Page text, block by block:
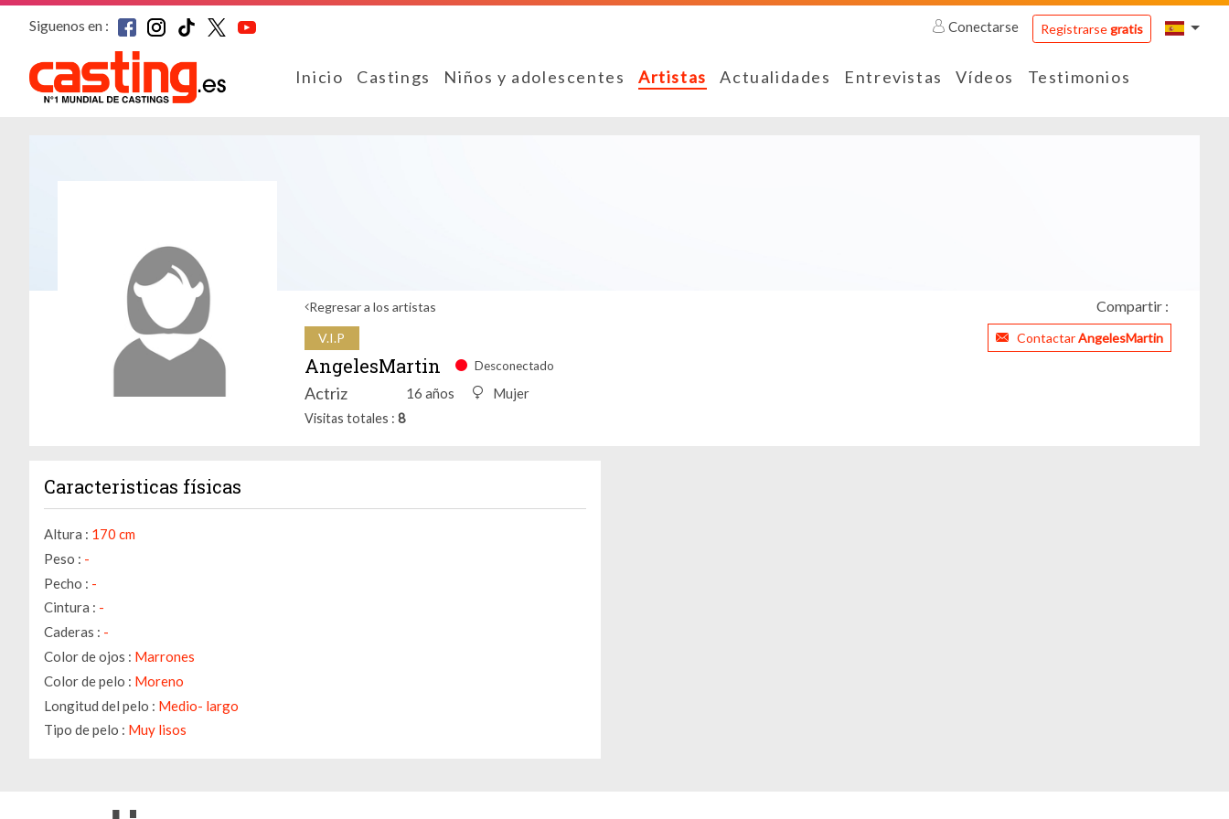
Siguenos en : Conectarse Registrarsegratis
Inicio Castings Niños y adolescentes Artistas Actualidades Entrevistas Vídeos Testimonios
Regresar a los artistas Compartir :
V.I.P ContactarAngelesMartin
AngelesMartin Desconectado
Actriz 16 años Mujer
Visitas totales 8
Caracteristicas físicas
Altura : 170 cm
Peso : -
Pecho : -
Cintura : -
Caderas : -
Color de ojos : Marrones
Color de pelo : Moreno
Longitud del pelo : Medio- largo
Tipo de pelo : Muy lisos